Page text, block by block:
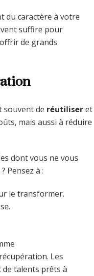
du caractère à votre
suffire pour
de grands
souvent de réutiliseret
mais aussi à réduire
dont vous ne vous
Pensez à :
le transformer.
Les
de talents prêts à